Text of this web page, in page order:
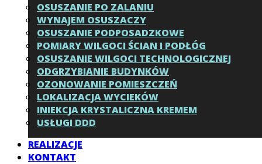
OSUSZANIE PO ZALANIU
WYNAJEM OSUSZACZY
OSUSZANIE PODPOSADZKOWE
POMIARY WILGOCI ŚCIAN I PODŁÓG
OSUSZANIE WILGOCI TECHNOLOGICZNEJ
ODGRZYBIANIE BUDYNKÓW
OZONOWANIE POMIESZCZEŃ
LOKALIZACJA WYCIEKÓW
INIEKCJA KRYSTALICZNA KREMEM
USŁUGI DDD
REALIZACJE
KONTAKT